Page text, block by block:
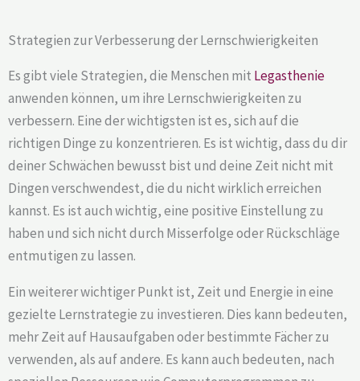
Strategien zur Verbesserung der Lernschwierigkeiten
Es gibt viele Strategien, die Menschen mit Legasthenie
anwenden können, um ihre Lernschwierigkeiten zu
verbessern. Eine der wichtigsten ist es, sich auf die
richtigen Dinge zu konzentrieren. Es ist wichtig, dass du dir
deiner Schwächen bewusst bist und deine Zeit nicht mit
Dingen verschwendest, die du nicht wirklich erreichen
kannst. Es ist auch wichtig, eine positive Einstellung zu
haben und sich nicht durch Misserfolge oder Rückschläge
entmutigen zu lassen.
Ein weiterer wichtiger Punkt ist, Zeit und Energie in eine
gezielte Lernstrategie zu investieren. Dies kann bedeuten,
mehr Zeit auf Hausaufgaben oder bestimmte Fächer zu
verwenden, als auf andere. Es kann auch bedeuten, nach